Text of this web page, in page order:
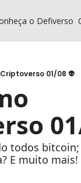
o Defiverso
01/08 👽
todos bitcoin;
E muito mais!